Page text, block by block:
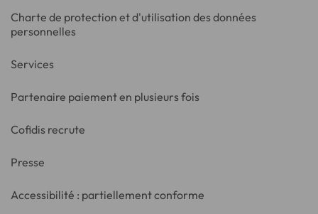
Charte de protection et d'utilisation des données
personnelles
Services
Partenaire paiement en plusieurs fois
Cofidis recrute
Presse
Accessibilité : partiellement conforme